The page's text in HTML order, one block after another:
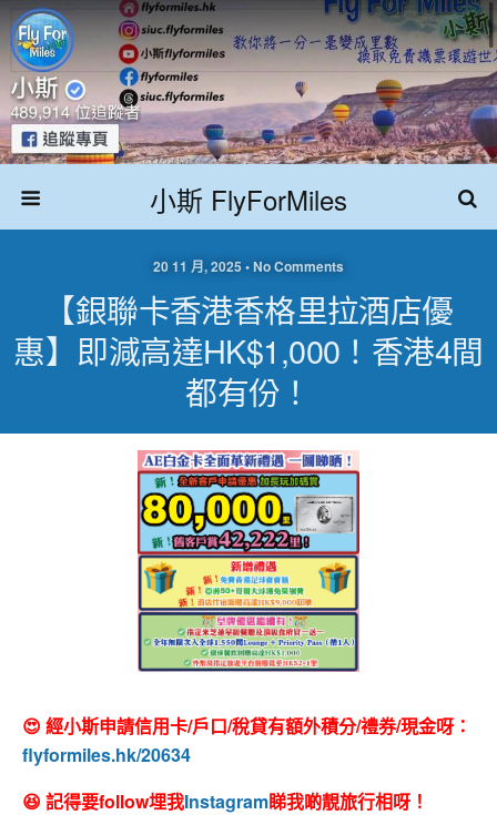
小斯 FlyForMiles
20 11 月, 2025 • No Comments
【銀聯卡香港香格里拉酒店優
惠】即減高達HK$1,000！香港4間
都有份！
😍 經小斯申請信用卡/戶口/稅貸有額外積分/禮券/現金呀：
flyformiles.hk/20634
😆 記得要follow埋我Instagram睇我啲靚旅行相呀！